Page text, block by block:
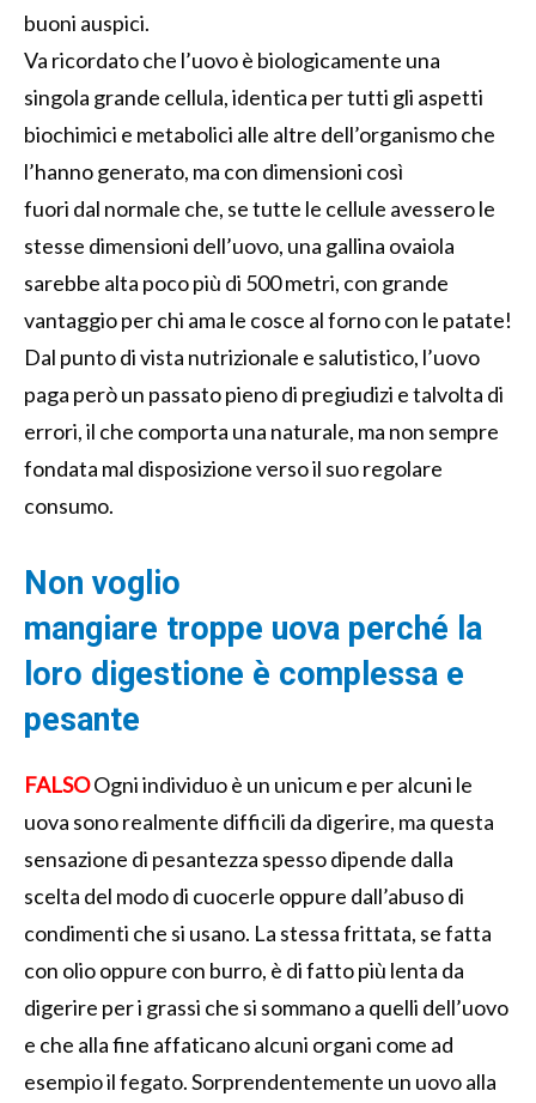
buoni auspici.
Va ricordatoche l’uovo è biologicamente una
singola grande cellula,identica per tutti gli aspetti
biochimici e metabolici alle altre dell’organismoche
l’hanno generato, ma con dimensioni così
fuori dal normale che, se tutte le cellule avessero le
stesse dimensioni dell’uovo, una gallina ovaiola
sarebbe alta poco più di 500 metri, con grande
vantaggio per chi ama le cosce al forno con le patate!
Dal punto di vista nutrizionale e salutistico, l’uovo
paga peròun passatopieno di pregiudizi e talvolta di
errori,il che comporta una naturale, ma non sempre
fondata mal disposizione verso il suo regolare
consumo.
Non voglio
mangiare troppe uova perché la
loro digestione è complessa e
pesante
FALSOOgni individuoè un unicume per alcuni le
uova sonorealmente difficili da digerire, ma questa
sensazione di pesantezza spesso dipende dalla
scelta del modo di cuocerle oppure dall’abuso di
condimenti che si usano. La stessafrittata, se fatta
con olio oppure con burro, è difattopiù lenta da
digerire peri grassi che si sommano a quelli dell’uovo
e che alla fine affaticano alcuni organi come ad
esempio il fegato.Sorprendentemente un uovo alla